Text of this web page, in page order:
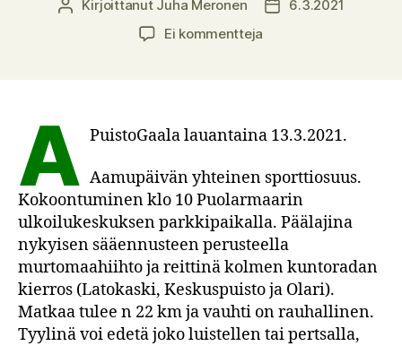
Kirjoittaja
Kirjoittanut Juha Meronen Julkaisupäivämäärä
6.3.2021
Ei kommentteja
treenikysely,
ja
kauden
alku
A PuistoGaala lauantaina 13.3.2021.
Aamupäivän yhteinen sporttiosuus.
Kokoontuminen klo 10 Puolarmaarin
ulkoilukeskuksen parkkipaikalla. Päälajina
nykyisen sääennusteen perusteella
murtomaahiihto ja reittinä kolmen kuntoradan
kierros (Latokaski, Keskuspuisto ja Olari).
Matkaa tulee n 22 km ja vauhti on rauhallinen.
Tyylinä voi edetä joko luistellen tai pertsalla,